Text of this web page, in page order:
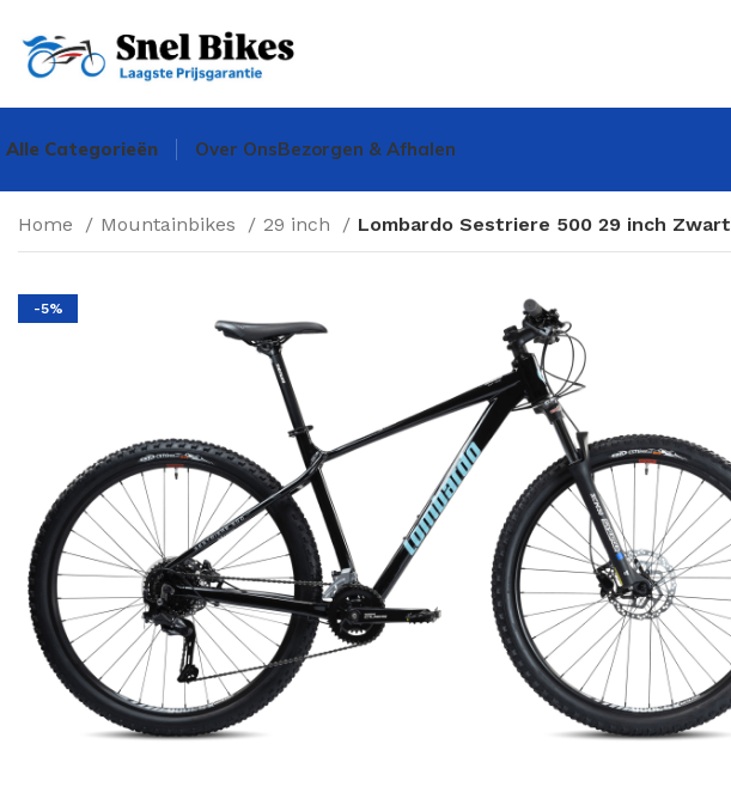
Alle Categorieën Over OnsBezorgen & Afhalen
Home Mountainbikes 29 inch Lombardo Sestriere 500 29 inch Zwart
-5%